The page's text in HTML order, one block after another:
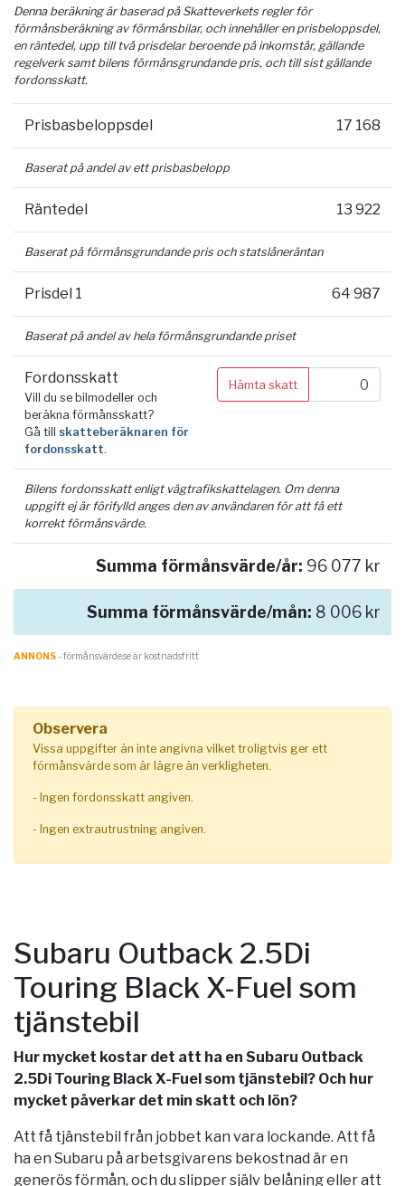
Denna beräkning är baserad på Skatteverkets regler för
förmånsberäkning av förmånsbilar, och innehåller en prisbeloppsdel,
en räntedel, upp till två prisdelar beroende på inkomstår, gällande
regelverk samt bilens förmånsgrundande pris, och till sist gällande
fordonsskatt.
Prisbasbeloppsdel 17 168
Baserat på andel av ett prisbasbelopp
Räntedel 13 922
Baserat på förmånsgrundande pris och statslåneräntan
Prisdel 1 64 987
Baserat på andel av hela förmånsgrundande priset
Fordonsskatt
Vill du se bilmodeller och
beräkna förmånsskatt?
Gå till skatteberäknaren för
fordonsskatt.
Hämta skatt
Bilens fordonsskatt enligt vägtrafikskattelagen. Om denna
uppgift ej är förifylld anges den av användaren för att få ett
korrekt förmånsvärde.
Summa förmånsvärde/år: 96 077 kr
Summa förmånsvärde/mån: 8 006 kr
ANNONS- förmånsvärde.se är kostnadsfritt
Observera
Vissa uppgifter än inte angivna vilket troligtvis ger ett
förmånsvärde som är lägre än verkligheten.
- Ingen fordonsskatt angiven.
- Ingen extrautrustning angiven.
Subaru Outback 2.5Di
Touring Black X-Fuel som
tjänstebil
Hur mycket kostar det att ha en Subaru Outback
2.5Di Touring Black X-Fuel som tjänstebil? Och hur
mycket påverkar det min skatt och lön?
Att få tjänstebil från jobbet kan vara lockande. Att få
ha en Subaru på arbetsgivarens bekostnad är en
generös förmån, och du slipper själv belåning eller att